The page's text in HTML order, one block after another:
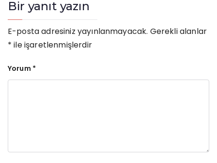
Bir yanıt yazın
E-posta adresiniz yayınlanmayacak. Gerekli alanlar
* ile işaretlenmişlerdir
Yorum *